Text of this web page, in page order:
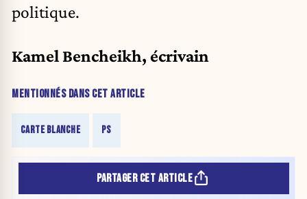
politique.
Kamel Bencheikh, écrivain
MENTIONNÉS DANS CET ARTICLE
CARTE BLANCHE PS
PARTAGER CET ARTICLE